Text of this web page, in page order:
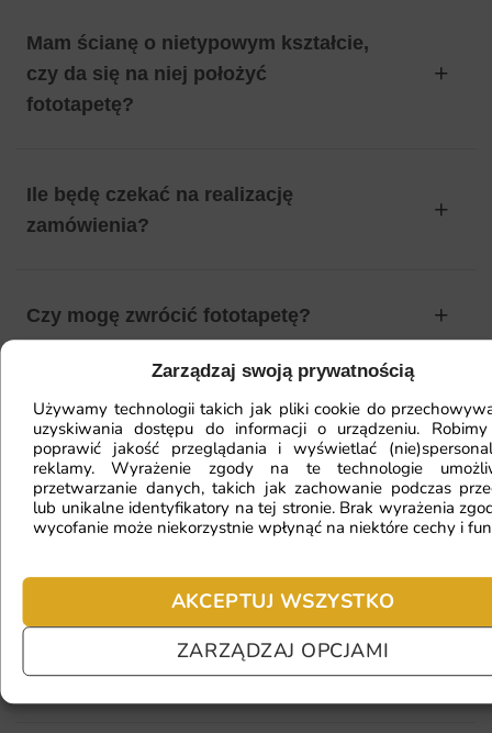
Zarządzaj swoją prywatnością
Używamy technologii takich jak pliki cookie do
uzyskiwania dostępu do informacji o urządzeniu.
poprawić jakość przeglądania i wyświetlać
reklamy. Wyrażenie zgody na te technologie
przetwarzanie danych, takich jak zachowanie podczas
lub unikalne identyfikatory na tej stronie. Brak wyrażenia
wycofanie może niekorzystnie wpłynąć na niektóre cechy i
AKCEPTUJ WSZYSTKO
ZARZĄDZAJ OPCJAMI
Mam ścianę o nietypowym kształcie,
czy da się na niej położyć
fototapetę?
Ile będę czekać na realizację
zamówienia?
Czy mogę zwrócić fototapetę?
Jak zamontować fototapetę? / Jak
przygotować ścianę?
Fototapeta ma inny kolor na telefonie
Jaki materiał wybrać?